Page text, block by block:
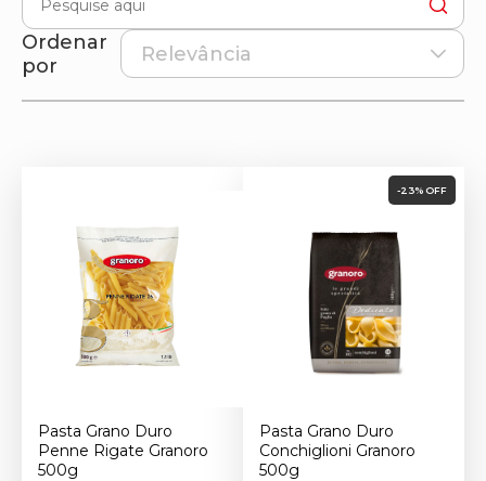
Ordenar
por
Pasta Grano Duro
Penne Rigate Granoro
500g
-23% OFF
Pasta Grano Duro
Conchiglioni Granoro
500g